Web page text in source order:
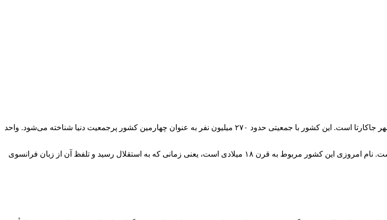
اندونزی کشوری است که در آسیای جنوب شرقی و اقیانوسیه قرار دارد و پایتخت آن شهر جاکارتا است. این کشور با جمعیتی حدود ۲۷۰ میلیون نفر به عنوان چهارمین کشور پرجمعیت دنیا شناخته می‌شود. واحد
نام این کشور از واژه لاتین “ایندوس” و یونانی “نسوس” به معنای جزیره گرفته شده است. نام امروزی این کشور مربوط به قرن ۱۸ میلادی است، یعنی زمانی که به استقلال رسید و تلفظ آن از زبان فرانسوی